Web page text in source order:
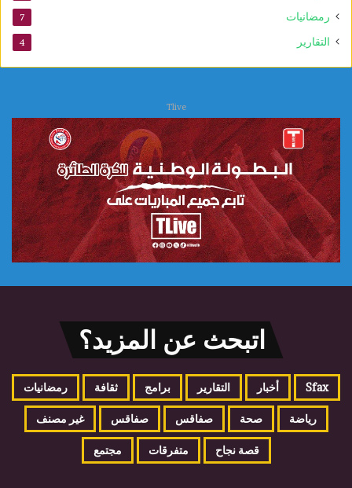
رمضانيات 7
التقارير 4
Tlive
اتبحث عن المزيد؟
Sfax أخبار التقارير برامج ثقافة رمضانيات
رياضة صحة صفاقس صفاقس غير مصنف
قصة نجاح متفرقات مجتمع